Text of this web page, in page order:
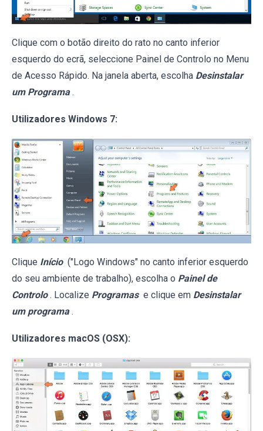
Clique com o botão direito do rato no canto inferior
esquerdo do ecrã, seleccione Painel de Controlo no Menu
de Acesso Rápido. Na janela aberta, escolha Desinstalar
um Programa .
Utilizadores Windows 7:
Clique Início ("Logo Windows" no canto inferior esquerdo
do seu ambiente de trabalho), escolha o Painel de
Controlo . Localize Programas e clique em Desinstalar
um programa .
Utilizadores macOS (OSX):